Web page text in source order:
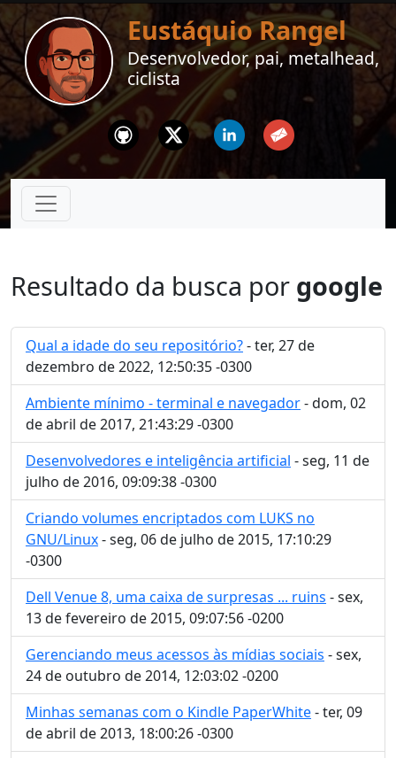
Eustáquio Rangel
Desenvolvedor, pai, metalhead,
ciclista
Github Twitter Linkedin Email
Resultado da busca por google
Qual a idade do seu repositório?- ter, 27 de
dezembro de 2022, 12:50:35 -0300
Ambiente mínimo - terminal e navegador- dom, 02
de abril de 2017, 21:43:29 -0300
Desenvolvedores e inteligência artificial - seg, 11 de
julho de 2016, 09:09:38 -0300
Criando volumes encriptados com LUKS no
GNU/Linux- seg, 06 de julho de 2015, 17:10:29
-0300
Dell Venue 8, uma caixa de surpresas ... ruins - sex,
13 de fevereiro de 2015, 09:07:56 -0200
Gerenciando meus acessos às mídias sociais - sex,
24 de outubro de 2014, 12:03:02 -0200
Minhas semanas com o Kindle PaperWhite- ter, 09
de abril de 2013, 18:00:26 -0300